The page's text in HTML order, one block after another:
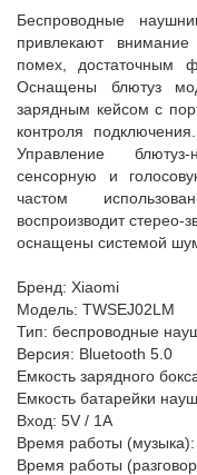
Беспроводные
привлекают
помех, достаточным
Оснащены блютуз
зарядным кейсом с
контроля
Управление
сенсорную и
частом
воспроизводит стерео-
оснащены системой
Бренд: Xiaomi
Модель: TWSEJ02LM
Тип: беспроводные
Версия: Bluetooth 5.0
Емкость зарядного
Емкость батарейки
Вход: 5V / 1A
Время работы (музыка):
Время работы